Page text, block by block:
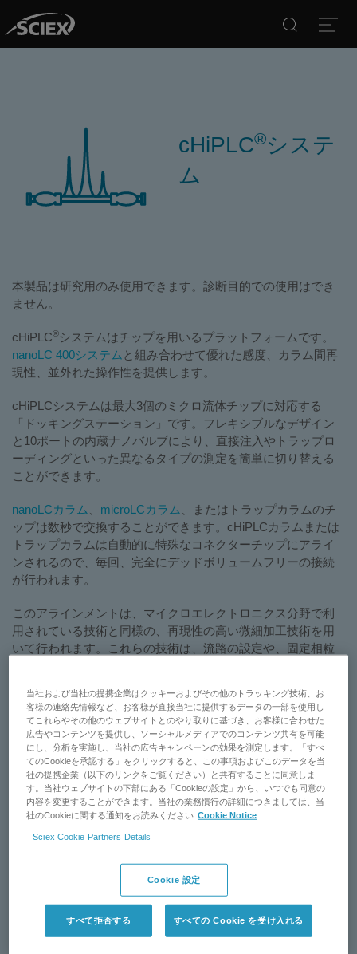
cHiPLC®システ
ム
本製品は研究用のみ使用できます。診断目的での使用はでき
ません。
cHiPLC®システムはチップを用いるプラットフォームです。
nanoLC 400システム と組み合わせて優れた感度、カラム間再
現性、並外れた操作性を提供します。
cHiPLCシステムは最大3個のミクロ流体チップに対応する
「ドッキングステーション」です。フレキシブルなデザイン
と10ポートの内蔵ナノバルブにより、直接注入やトラップロ
ーディングといった異なるタイプの測定を簡単に切り替える
ことができます。
nanoLCカラム microLCカラム
、またはトラップカラムのチ
ップは数秒で交換することができます。cHiPLCカラムまたは
トラップカラムは自動的に特殊なコネクターチップにアライ
ンされるので、毎回、完全にデッドボリュームフリーの接続
が行われます。
このアラインメントは、マイクロエレクトロニクス分野で利
用されている技術と同様の、再現性の高い微細加工技術を用
いて行われます。これらの技術は、流路の設定や、固定相粒
制御されています。
お問い合わせ
サポートリクエスト
当社および当社の提携企業はクッキーおよびその他のトラッキング技術、お
客様の連絡先情報など、お客様が直接当社に提供するデータの一部を使用し
てこれらやその他のウェブサイトとのやり取りに基づき、お客様に合わせた
広告やコンテンツを提供し、ソーシャルメディアでのコンテンツ共有を可能
にし、分析を実施し、当社の広告キャンペーンの効果を測定します。「すべ
てのCookieを承認する」をクリックすると、この事項およびこのデータを当
社の提携企業（以下のリンクをご覧ください）と共有することに同意しま
す。当社ウェブサイトの下部にある「Cookieの設定」から、いつでも同意の
内容を変更することができます。当社の業務慣行の詳細につきましては、当
社のCookieに関する通知をお読みください Cookie Notice
Sciex Cookie Partners Details
Cookie 設定
すべて拒否する すべての Cookie を受け入れる